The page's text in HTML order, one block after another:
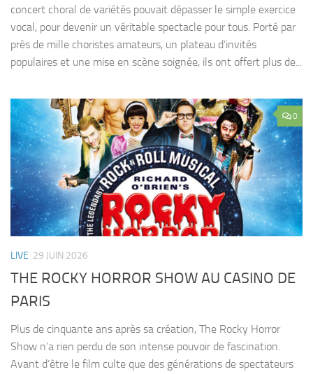
concert choral de variétés pouvait dépasser le simple exercice
vocal, pour devenir un véritable spectacle pour tous. Porté par
près de mille choristes amateurs, un plateau d’invités
populaires et une mise en scène soignée, ils ont offert plus de...
0
LIVE 29 JUIN 2026
THE ROCKY HORROR SHOW AU CASINO DE
PARIS
Plus de cinquante ans après sa création, The Rocky Horror
Show n’a rien perdu de son intense pouvoir de fascination.
Avant d’être le film culte que des générations de spectateurs